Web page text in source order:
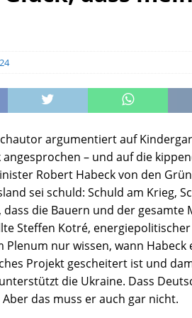
argumentiert auf
– und auf die
Robert Habeck von den
sei schuld: Schuld am Krieg,
die Bauern und der gesamte
Steffen Kotré,
Plenum nur wissen, wann
Projekt gescheitert ist und
die Ukraine. Dass
das muss er auch gar nicht.